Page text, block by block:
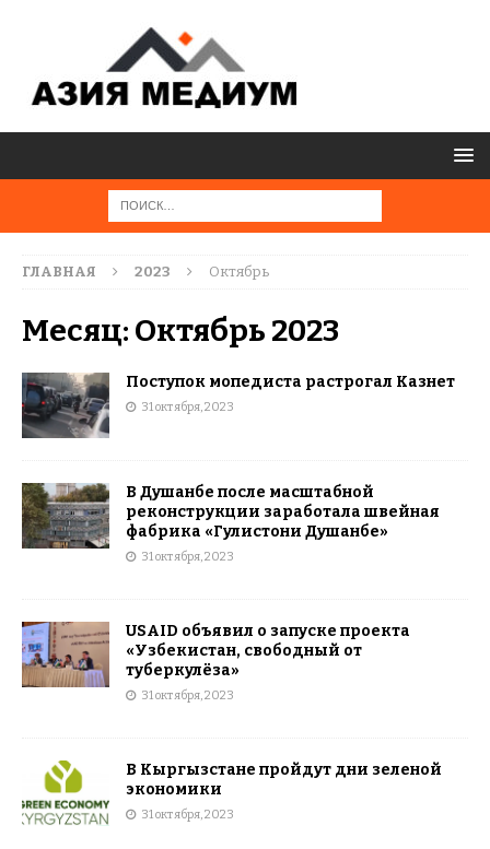
ГЛАВНАЯ 2023 Октябрь
Месяц: Октябрь 2023
Поступок мопедиста растрогал Казнет
31 октября, 2023
В Душанбе после масштабной
реконструкции заработала швейная
фабрика «Гулистони Душанбе»
31 октября, 2023
USAID объявил о запуске проекта
«Узбекистан, свободный от
туберкулёза»
31 октября, 2023
В Кыргызстане пройдут дни зеленой
экономики
31 октября, 2023